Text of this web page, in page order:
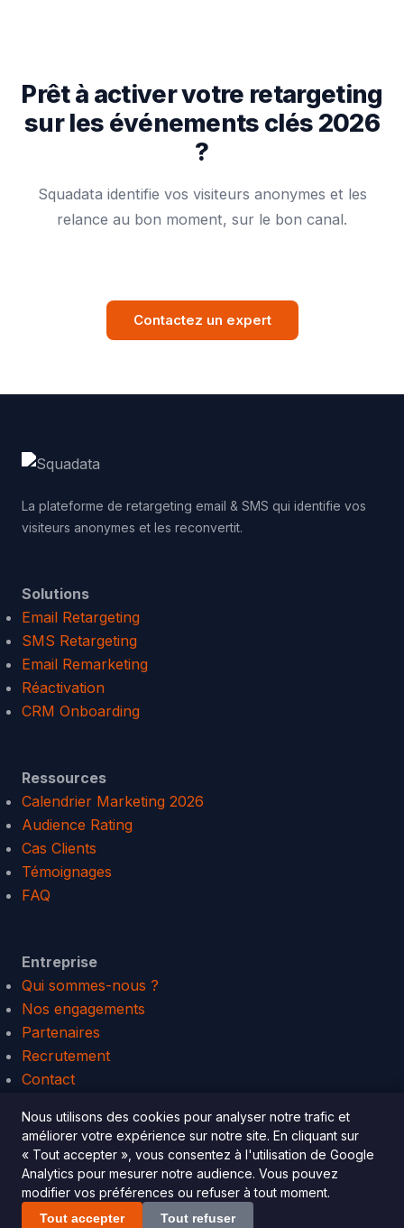
Prêt à activer votre retargeting
sur les événements clés 2026
?
Squadata identifie vos visiteurs anonymes et les
relance au bon moment, sur le bon canal.
Contactez un expert
La plateforme de retargeting email & SMS qui identifie vos
visiteurs anonymes et les reconvertit.
Solutions
Email Retargeting
SMS Retargeting
Email Remarketing
Réactivation
CRM Onboarding
Ressources
Calendrier Marketing 2026
Audience Rating
Cas Clients
Témoignages
FAQ
Entreprise
Qui sommes-nous ?
Nos engagements
Partenaires
Recrutement
Contact
© 2026 Squadata. All rights reserved.
Mentions légales| Politique de confidentialité
Nous utilisons des cookies pour analyser notre trafic et
améliorer votre expérience sur notre site. En cliquant sur
« Tout accepter », vous consentez à l'utilisation de Google
Analytics pour mesurer notre audience. Vous pouvez
modifier vos préférences ou refuser à tout moment.
Tout accepter Tout refuser